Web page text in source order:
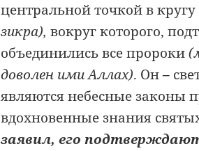
центральной точкой в
зикра),вокруг которого,
объединились все пророки
доволен ими Аллах). Он–
являются небесные законы
вдохновенные знания
заявил, его